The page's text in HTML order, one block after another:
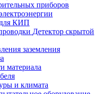
приборов
для КИП
Детектор скрытой
заземления
материала
и климата